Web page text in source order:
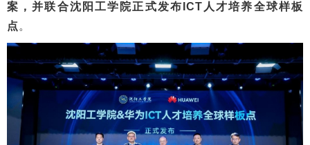
案，并联合沈阳工学院正式发布ICT人才培养全球样板
点 。